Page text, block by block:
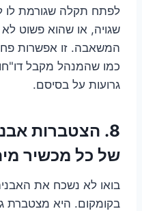
לפתח תקלה שגורמת לו
שגויה, או שהוא פשוט
המשאבה. זו אפשרות
כמו שהמנהל מקבל
גרועות על בסיסם.
8. הצטברות
של כל מכשיר
בואו לא נשכח את
בקומקום. היא מצטברת